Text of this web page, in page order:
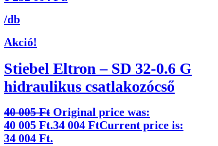
/db
Akció!
Stiebel Eltron – SD 32-0.6 G
hidraulikus csatlakozócső
40 005Ft Original price was:
40 005 Ft.34 004 FtCurrent price is:
34 004 Ft.